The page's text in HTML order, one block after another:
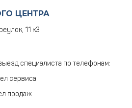
ЦЕНТРА
11 к3
специалиста по телефонам:
сервиса
продаж